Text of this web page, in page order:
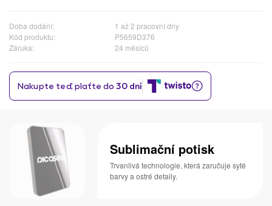
Doba dodání:
1 až 2 pracovní dny
Kód produktu:
P5659D376
Záruka:
24 měsíců
Sublimační potisk
Trvanlivá technologie, která zaručuje syté
barvy a ostré detaily.